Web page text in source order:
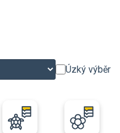
Úzký výběr